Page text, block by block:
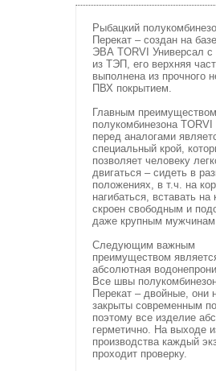
Рыбацкий
Перекат – создан на
ЭВА TORVI Универсал
из ТЭП, его верхняя
выполнена из прочного
ПВХ покрытием.
Главным преимуществом
полукомбинезона TORVI
перед аналогами
специальный крой,
позволяет человеку
двигаться – сидеть в
положениях, в т.ч. на
нагибаться, вставать
скроен свободным и
даже крупным
Следующим важным
преимуществом
абсолютная
Все швы
Перекат – двойные, они
закрыты современным
поэтому все изделие
герметично. На выходе
производства каждый
проходит проверку.